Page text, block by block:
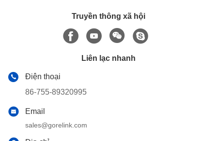
Truyền thông xã hội
Liên lạc nhanh
Điện thoại
86-755-89320995
Email
sales@gorelink.com